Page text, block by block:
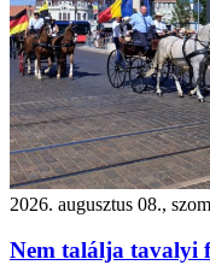
2026. augusztus 08.,
Nem találja tavalyi